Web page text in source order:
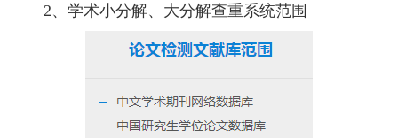
2、学术小分解、大分解查重系统范围